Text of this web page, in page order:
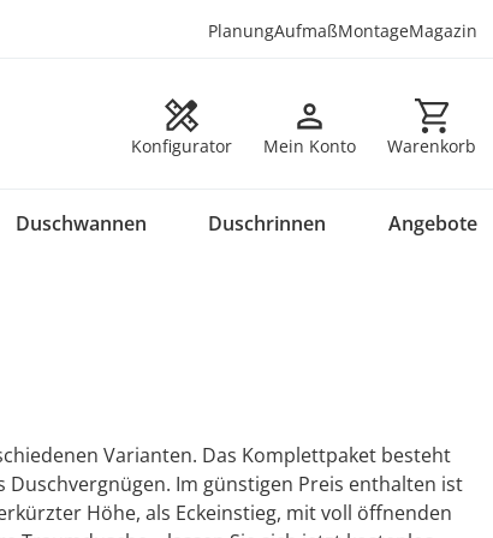
PlanungAufmaßMontageMagazin
Konfigurator Mein Konto Warenkorb
Warenkorb
Duschwannen Duschrinnen Angebote
Varianten. Das Komplettpaket besteht
Im günstigen Preis enthalten ist
Höhe, als Eckeinstieg, mit voll öffnenden